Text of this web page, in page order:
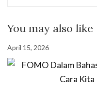
You may also like
April 15, 2026